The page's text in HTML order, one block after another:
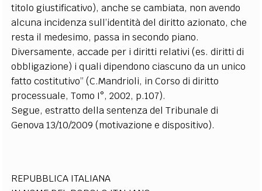
titolo giustificativo), anche se cambiata, non avendo
alcuna incidenza sull’identità del diritto azionato, che
resta il medesimo, passa in secondo piano.
Diversamente, accade per i diritti relativi (es. diritti di
obbligazione) i quali dipendono ciascuno da un unico
fatto costitutivo” (C.Mandrioli, in Corso di diritto
processuale, Tomo I°, 2002, p.107).
Segue, estratto della sentenza del Tribunale di
Genova 13/10/2009 (motivazione e dispositivo).
REPUBBLICA ITALIANA